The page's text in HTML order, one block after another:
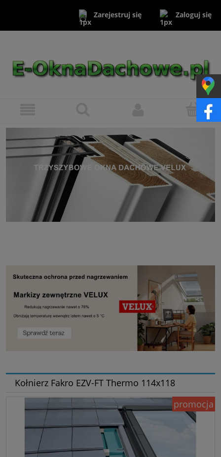
Zarejestruj się Zaloguj się
Kołnierz Fakro EZV-FT Thermo 114x118
promocja